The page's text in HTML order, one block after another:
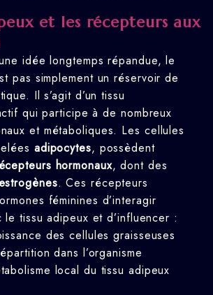
et les récepteurs aux
idée longtemps répandue, le
pas simplement un réservoir de
Il s’agit d’un tissu
qui participe à de nombreux
et métaboliques. Les cellules
adipocytes, possèdent
hormonaux, dont des
. Ces récepteurs
féminines d’interagir
le tissu adipeux et d’influencer :
des cellules graisseuses
dans l’organisme
local du tissu adipeux